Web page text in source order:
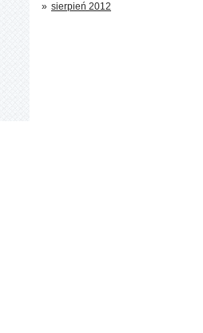
sierpień 2012